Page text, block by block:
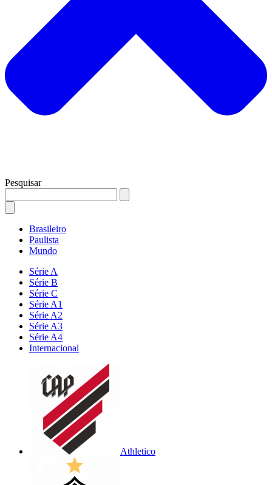
Pesquisar
Brasileiro
Paulista
Mundo
Série A
Série B
Série C
Série A1
Série A2
Série A3
Série A4
Internacional
Athletico